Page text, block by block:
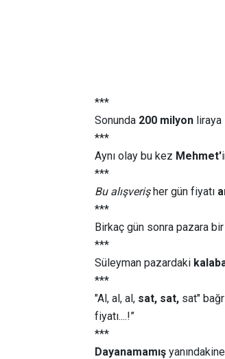
***
Sonunda 200 milyon liraya
***
Aynı olay bu kez Mehmet'
***
Bu alışveriş her gün fiyatı
***
Birkaç gün sonra pazara
***
Süleyman pazardaki
***
"Al, al, al, sat, sat, sat"
fiyatı....!”
***
Dayanamamış